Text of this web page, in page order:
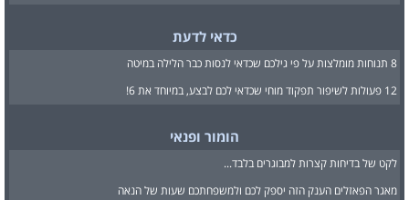
כדאי לדעת
8 תנוחות מומלצות על פי גילכם שכדאי לנסות כבר הלילה במיטה
12 פעולות לשיפור תפקוד מוחי שכדאי לכם לבצע, במיוחד את 6!
הומור ופנאי
לקט של בדיחות קצרות למבוגרים בלבד...
מאגר הפאזלים הענק הזה יספק לכם ולמשפחתכם שעות של הנאה